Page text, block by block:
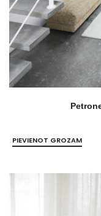
PIEVIENOT GROZAM